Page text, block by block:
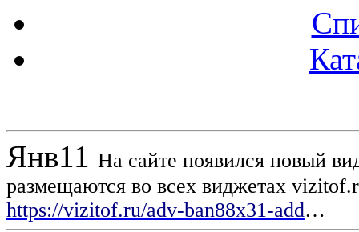
Янв11 На сайте появился новый
размещаются во всех виджетах
https://vizitof.ru/adv-ban88x31-add…